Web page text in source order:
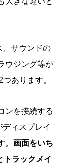
、サウンドの
ウジング等が
あります。
ンを接続する
ィスプレイ
。 画面をいち
トラックメイ